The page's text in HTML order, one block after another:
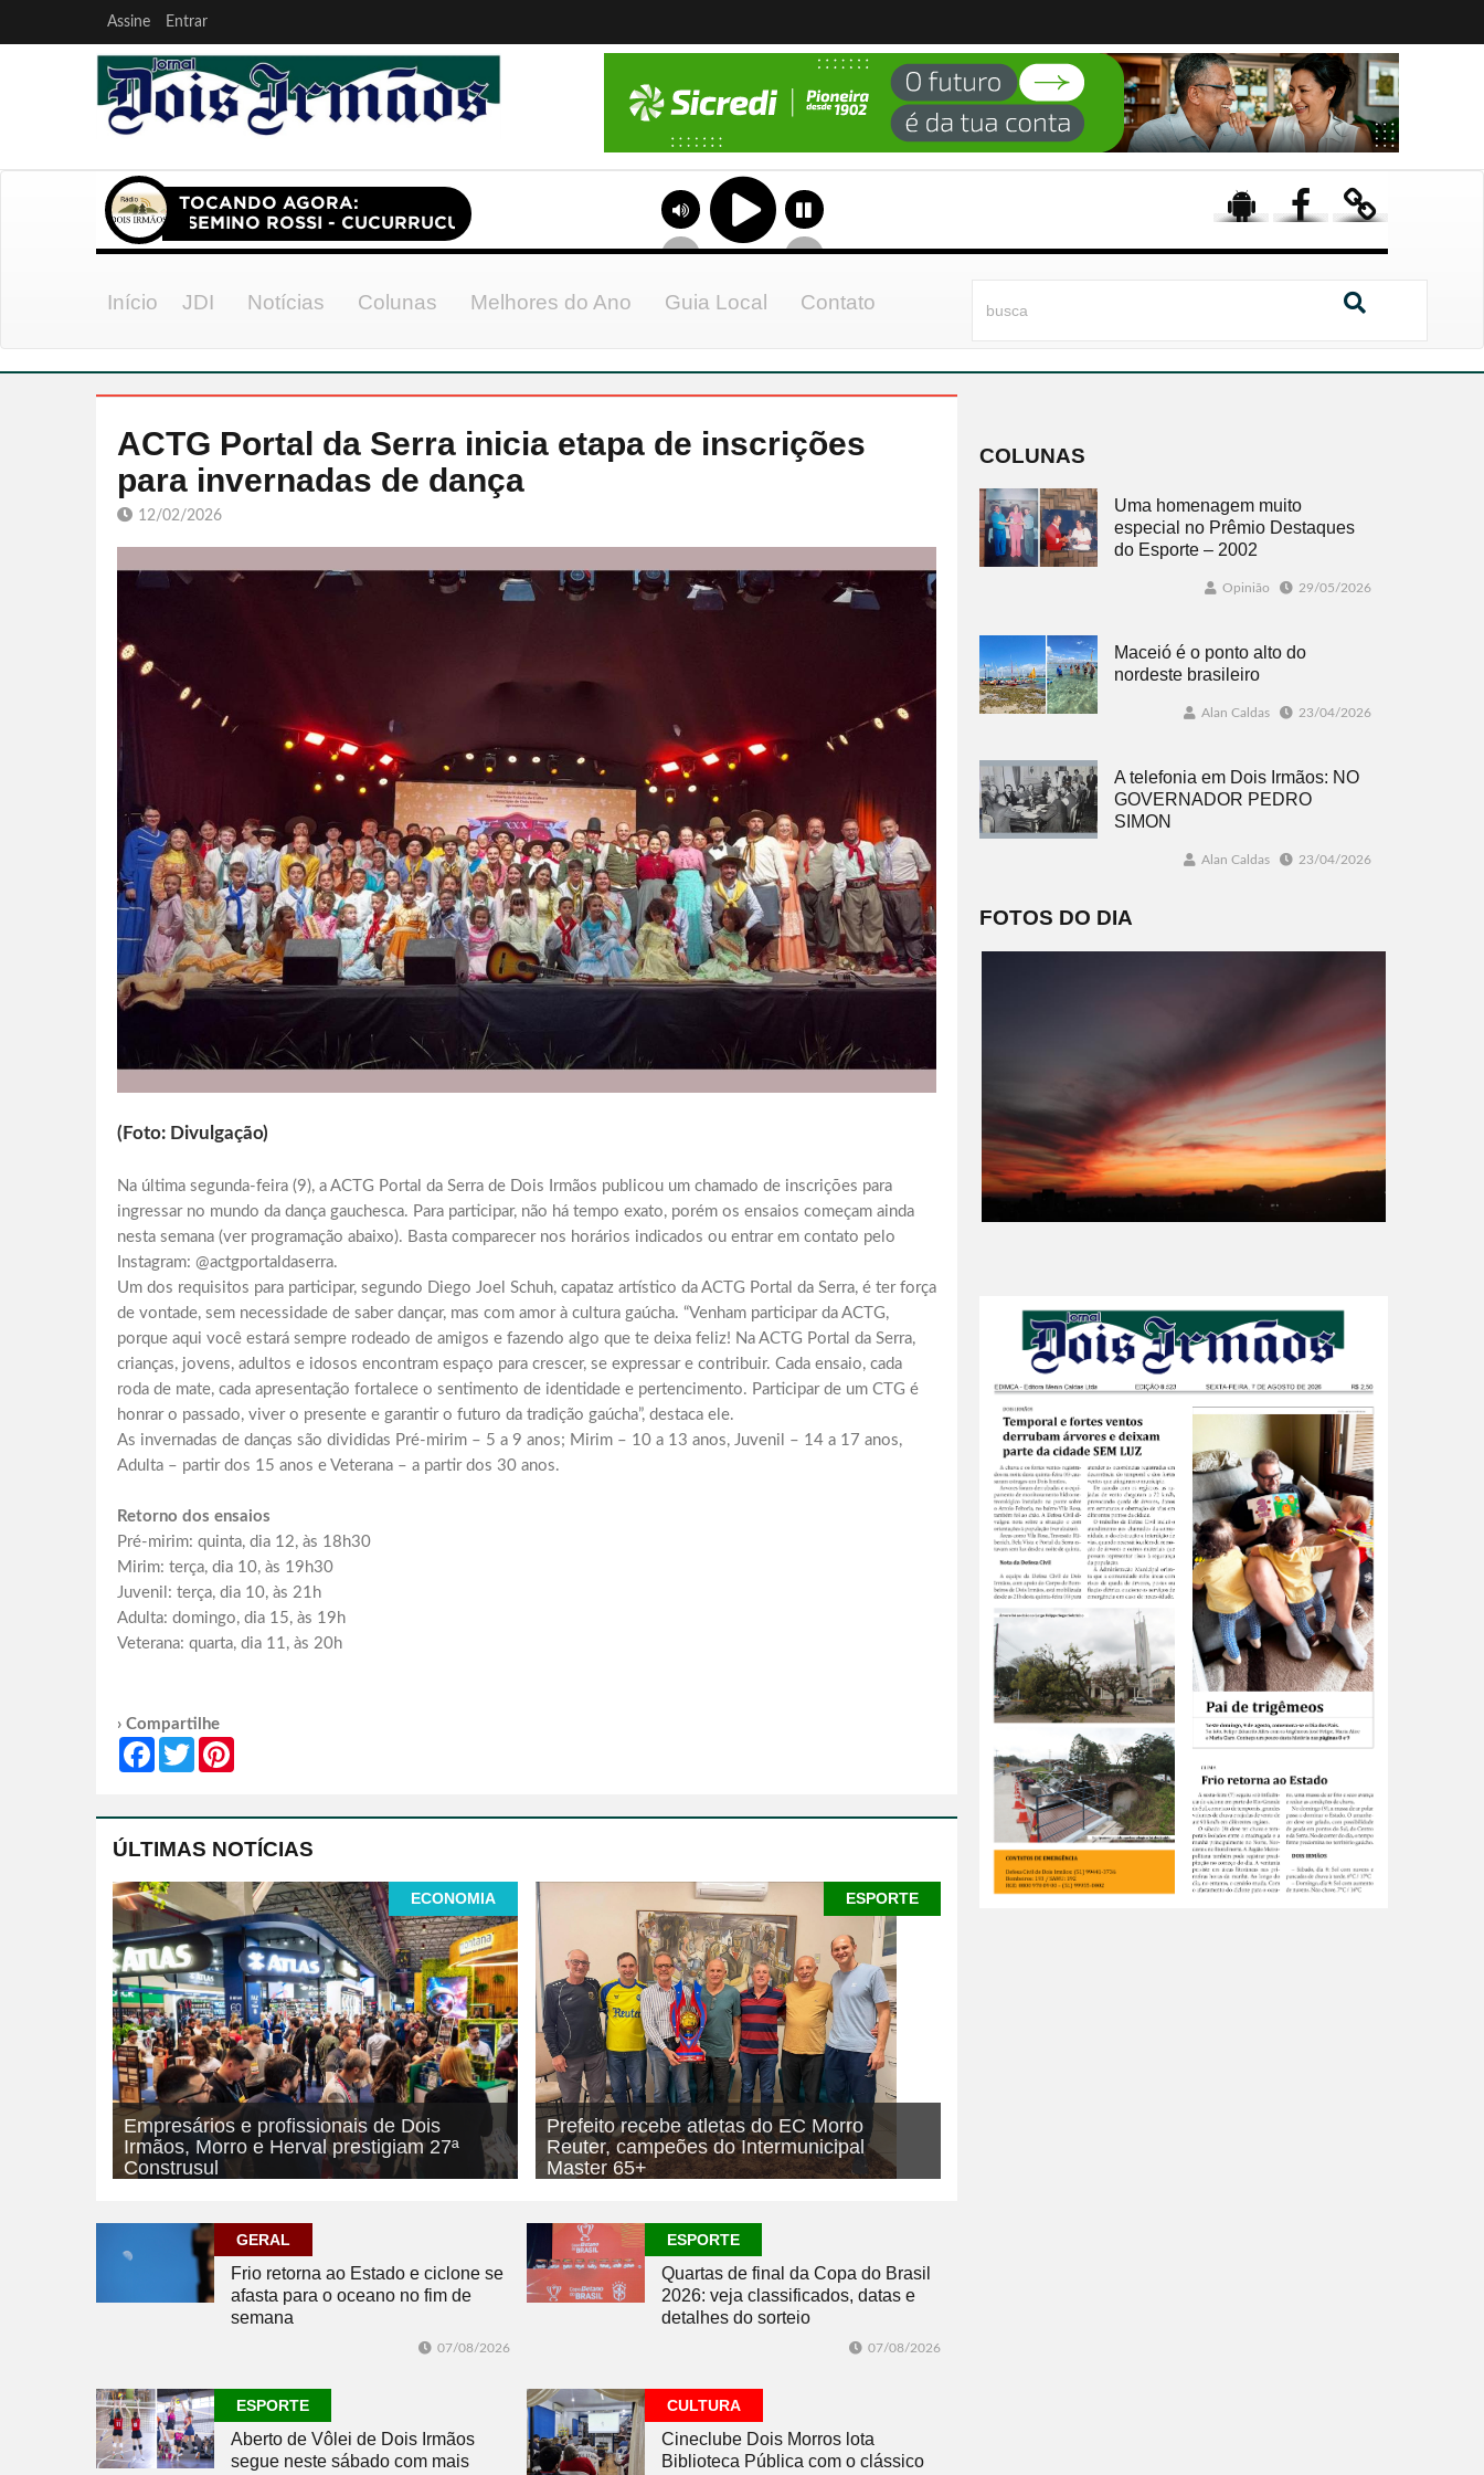
Assine Entrar
Início JDI Notícias Colunas Melhores do Ano Guia Local Contato
ACTG Portal da Serra inicia etapa de inscrições
para invernadas de dança
12/02/2026
(Foto: Divulgação)
Na última segunda-feira (9), a ACTG Portal da Serra de Dois Irmãos publicou um chamado de inscrições para
ingressar no mundo da dança gauchesca. Para participar, não há tempo exato, porém os ensaios começam ainda
nesta semana (ver programação abaixo). Basta comparecer nos horários indicados ou entrar em contato pelo
Instagram: @actgportaldaserra.
Um dos requisitos para participar, segundo Diego Joel Schuh, capataz artístico da ACTG Portal da Serra, é ter força
de vontade, sem necessidade de saber dançar, mas com amor à cultura gaúcha. “Venham participar da ACTG,
porque aqui você estará sempre rodeado de amigos e fazendo algo que te deixa feliz! Na ACTG Portal da Serra,
crianças, jovens, adultos e idosos encontram espaço para crescer, se expressar e contribuir. Cada ensaio, cada
roda de mate, cada apresentação fortalece o sentimento de identidade e pertencimento. Participar de um CTG é
honrar o passado, viver o presente e garantir o futuro da tradição gaúcha”, destaca ele.
As invernadas de danças são divididas Pré-mirim – 5 a 9 anos; Mirim – 10 a 13 anos, Juvenil – 14 a 17 anos,
Adulta – partir dos 15 anos e Veterana – a partir dos 30 anos.
Retorno dos ensaios
Pré-mirim: quinta, dia 12, às 18h30
Mirim: terça, dia 10, às 19h30
Juvenil: terça, dia 10, às 21h
Adulta: domingo, dia 15, às 19h
Veterana: quarta, dia 11, às 20h
› Compartilhe
FacebookTwitter
ÚLTIMAS NOTÍCIAS
ECONOMIA
Empresários e profissionais de Dois
Irmãos, Morro e Herval prestigiam 27ª
Construsul
ESPORTE
Prefeito recebe atletas do EC Morro
Reuter, campeões do Intermunicipal
Master 65+
GERAL
Frio retorna ao Estado e ciclone se
afasta para o oceano no fim de
semana
07/08/2026
ESPORTE
Quartas de final da Copa do Brasil
2026: veja classificados, datas e
detalhes do sorteio
07/08/2026
ESPORTE
Aberto de Vôlei de Dois Irmãos
segue neste sábado com mais
CULTURA
Cineclube Dois Morros lota
Biblioteca Pública com o clássico
COLUNAS
Uma homenagem muito
especial no Prêmio Destaques
do Esporte – 2002
Opinião 29/05/2026
Maceió é o ponto alto do
nordeste brasileiro
Alan Caldas 23/04/2026
A telefonia em Dois Irmãos: NO
GOVERNADOR PEDRO
SIMON
Alan Caldas 23/04/2026
FOTOS DO DIA